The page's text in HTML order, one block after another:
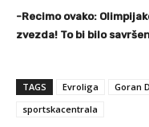
-Recimo ovako:
zvezda! To bi bilo
TAGS Evroliga Goran
sportskacentrala